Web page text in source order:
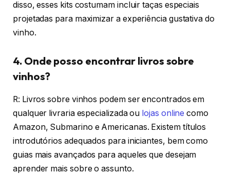
disso, esses kits costumam incluir taças especiais
projetadas para maximizar a experiência gustativa do
vinho.
4. Onde posso encontrar livros sobre
vinhos?
R: Livros sobre vinhos podem ser encontrados em
qualquer livraria especializada ou lojas online como
Amazon, Submarino e Americanas. Existem títulos
introdutórios adequados para iniciantes, bem como
guias mais avançados para aqueles que desejam
aprender mais sobre o assunto.